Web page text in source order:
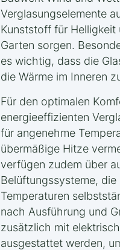
Verglasungselemente
Kunststoff für Helligkeit
Garten sorgen.
es wichtig, dass die
die Wärme im Inneren
Für den optimalen
energieeffizienten
für angenehme
übermäßige Hitze
verfügen zudem über
Belüftungssysteme,
Temperaturen
nach Ausführung und
zusätzlich mit
ausgestattet werden,